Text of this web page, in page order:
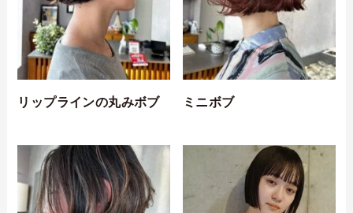
リップラインの丸みボブ ミニボブ